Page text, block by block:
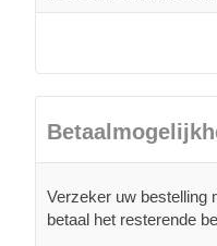
Verzeker uw bestelling
betaal het resterende